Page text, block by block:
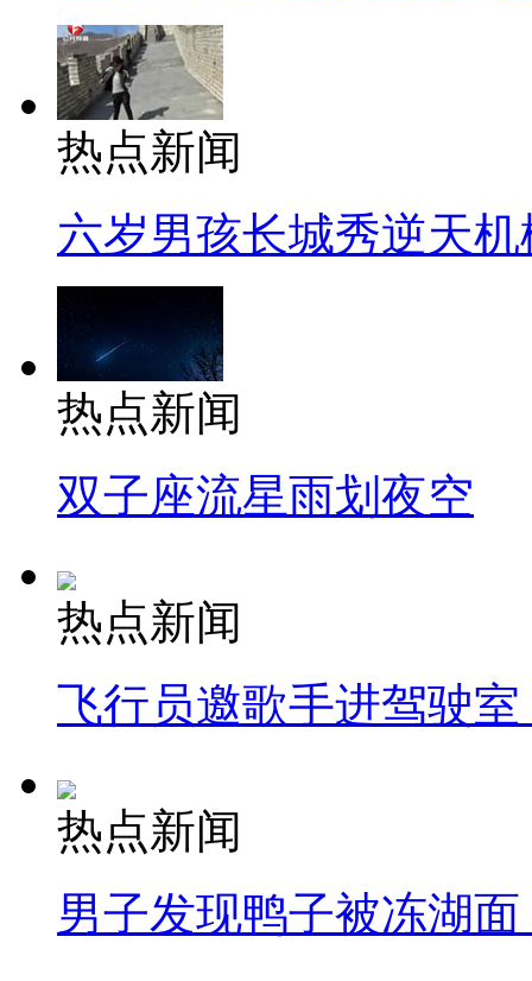
热点新闻
六岁男孩长城秀逆天机
热点新闻
双子座流星雨划夜空
热点新闻
飞行员邀歌手进驾驶
热点新闻
男子发现鸭子被冻湖